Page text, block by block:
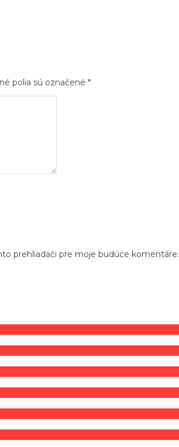
polia sú označené *
prehliadači pre moje budúce komentáre.